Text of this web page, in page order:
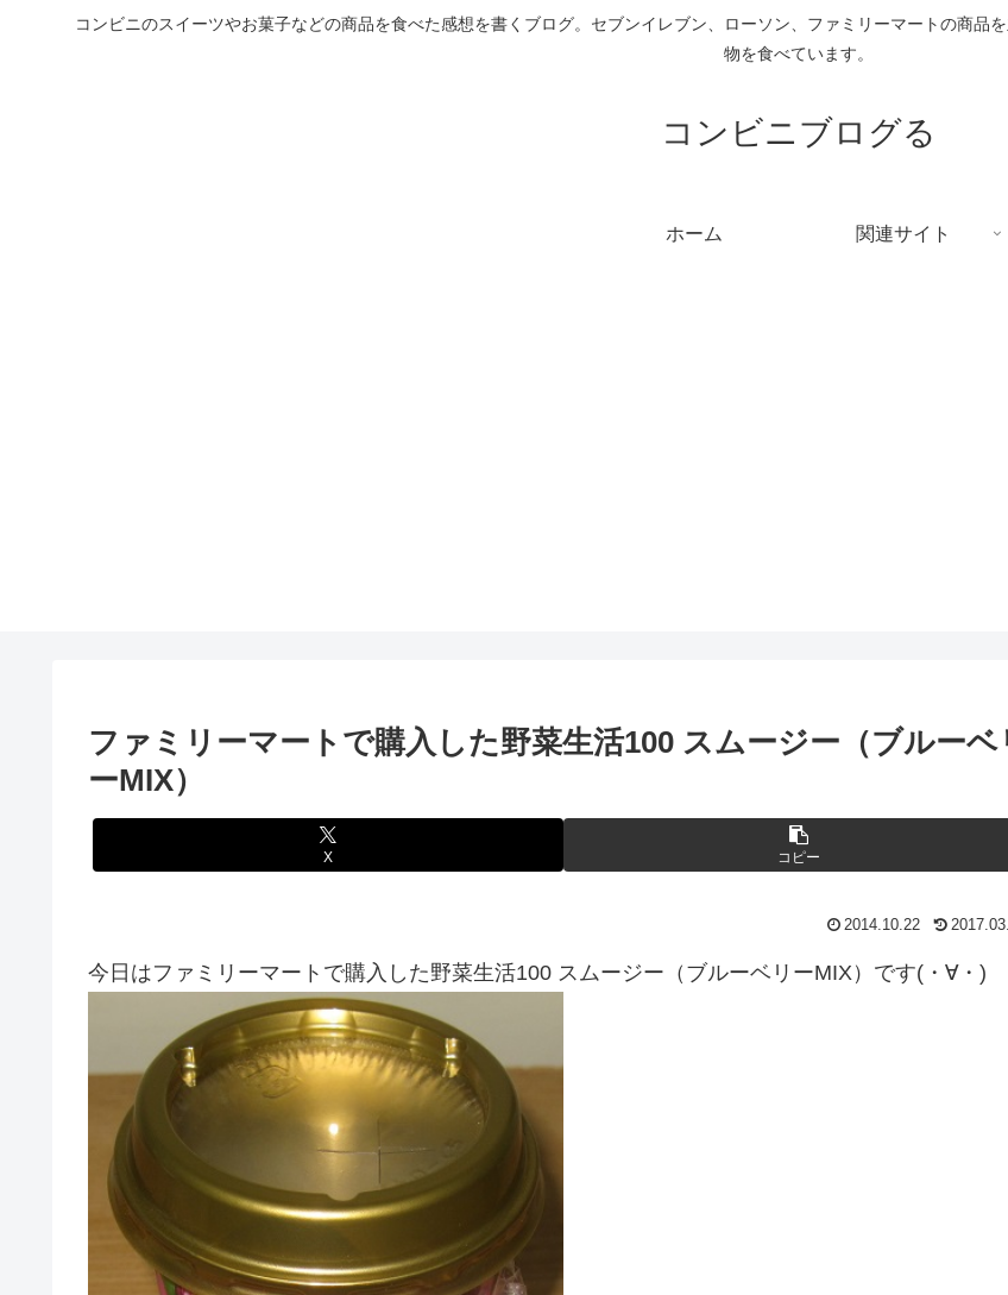
コンビニのスイーツやお菓子などの商品を食べた感想を書くブログ。セブンイレブン、ローソン、ファミリーマートの商品
物を食べています。
コンビニブログる
ホーム 関連サイト
ファミリーマートで購入した野菜生活100 スムージー（ブルーベ
ーMIX）
X コピー
2014.10.22
今日はファミリーマートで購入した野菜生活100 スムージー（ブルーベリーMIX）です(・∀・)